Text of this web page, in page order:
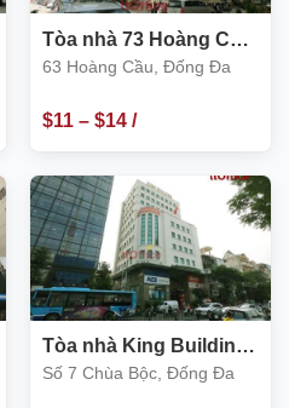
Tòa nhà 73 Hoàng Cầu,
Đống Đa
63 Hoàng Cầu, Đống Đa
$11– $14/
m2
Tòa nhà King Building,
Số 7 Chùa Bộc, Đống
Số 7 Chùa Bộc, Đống Đa